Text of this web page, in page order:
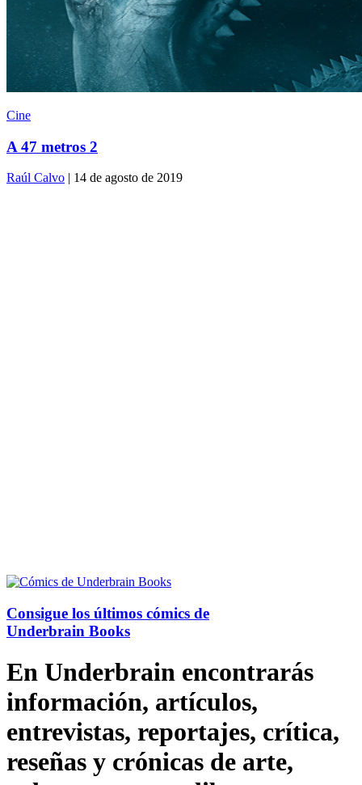
Cine
A 47 metros 2
Raúl Calvo | 14 de agosto de 2019
Consigue los últimos cómics de
Underbrain Books
En Underbrain encontrarás
información, artículos,
entrevistas, reportajes, crítica,
reseñas y crónicas de arte,